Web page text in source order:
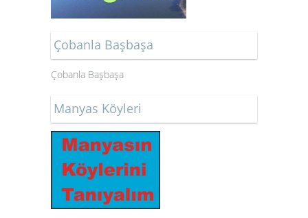
Çobanla Başbaşa
Çobanla Başbaşa
Manyas Köyleri